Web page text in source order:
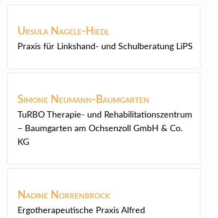
Ursula Nagele-Hiedl
Praxis für Linkshand- und Schulberatung LiPS
Simone Neumann-Baumgarten
TuRBO Therapie- und Rehabilitationszentrum
– Baumgarten am Ochsenzoll GmbH & Co.
KG
Nadine Norrenbrock
Ergotherapeutische Praxis Alfred